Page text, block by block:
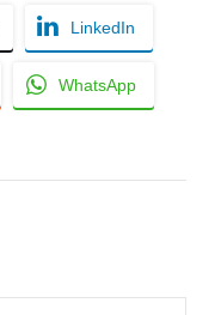
LinkedIn
WhatsApp